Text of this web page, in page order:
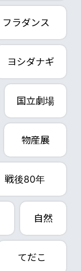
フラダンス
ヨシダナギ
国立劇場
物産展
戦後80年
自然
てだこ